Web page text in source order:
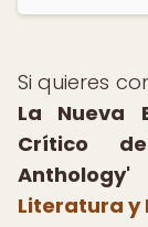
Si quieres
La Nueva
Crítico
Anthology'
Literatura y